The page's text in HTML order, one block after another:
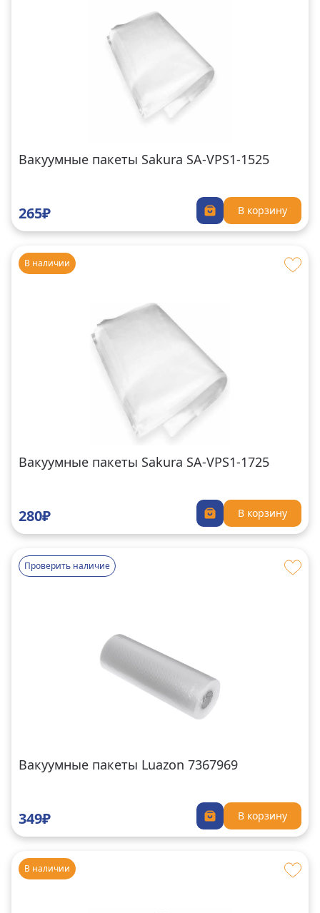
Вакуумные пакеты Sakura SA-VPS1-1525
265₽ В корзину
В наличии
Вакуумные пакеты Sakura SA-VPS1-1725
280₽ В корзину
Проверить наличие
Вакуумные пакеты Luazon 7367969
349₽ В корзину
В наличии